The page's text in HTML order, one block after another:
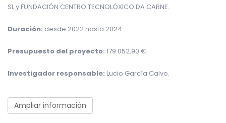
SL y FUNDACIÓN CENTRO TECNOLÓXICO DA CARNE.
Duración: desde 2022 hasta 2024
Presupuesto del proyecto: 179.052,90 €
Investigador responsable: Lucio García Calvo.
Ampliar información